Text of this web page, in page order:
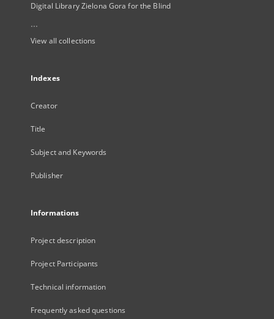
Digital Library Zielona Gora for the Blind
...
View all collections
Indexes
Creator
Title
Subject and Keywords
Publisher
Informations
Project description
Project Participants
Technical information
Frequently asked questions